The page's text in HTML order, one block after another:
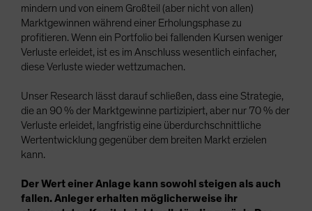
mindern und von einem Großteil (aber nicht von allen)
Marktgewinnen während einer Erholungsphase zu
profitieren. Wenn ein Portfolio bei fallenden Kursen weniger
Verluste erleidet, ist es im Anschluss wesentlich einfacher,
diese Verluste wieder wettzumachen.
Unser Research lässt darauf schließen, dass eine Strategie,
die an 90 % der Marktgewinne partizipiert, aber nur 70 % der
Verluste erleidet, langfristig eine überdurchschnittliche
Wertentwicklung gegenüber dem breiten Markt erzielen
kann.
Der Wert einer Anlage kann sowohl steigen als auch
fallen. Anleger erhalten möglicherweise ihr